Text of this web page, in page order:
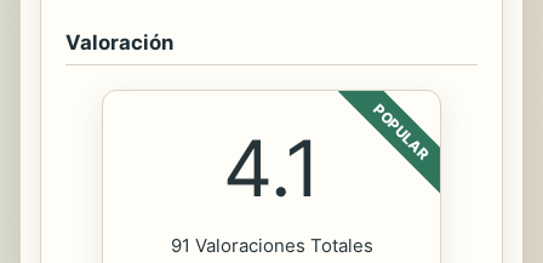
Valoración
POPULAR
4.1
91 Valoraciones Totales